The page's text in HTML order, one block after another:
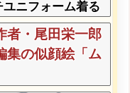
ユニフォーム着る
←これはお前ら
w w w w
者・尾田栄一郎
集の似顔絵「ム